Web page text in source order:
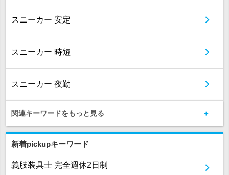
スニーカー 安定
スニーカー 時短
スニーカー 夜勤
関連キーワードをもっと見る
新着pickupキーワード
義肢装具士 完全週休2日制